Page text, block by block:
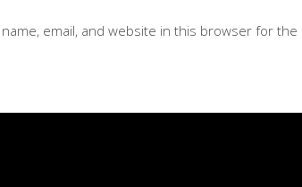
name, email, and website in this browser for the